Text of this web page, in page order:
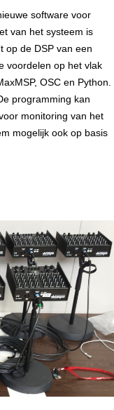
software voor
van het systeem is
op de DSP van een
voordelen op het vlak
OSC en Python.
programming kan
monitoring van het
mogelijk ook op basis